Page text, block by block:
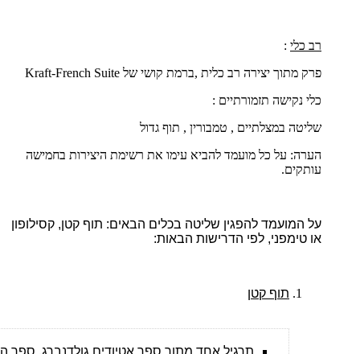
רב כלי :
פרק מתוך יצירה רב כלית ,ברמת קושי של French Suite
-
Kraft
כלי נקישה תזמורתיים :
שליטה במצלתיים , טמבורין , תוף גדול
הערה: על כל מועמד להביא עימו את רשימת היצירות בחמישה
עותקים.
על המועמד להפגין שליטה בכלים הבאים: תוף קטן, קסילופון
או טימפני, לפי הדרישות הבאות:
תוף קטן
תרגיל אחד מתוך ספר אטיודים גולדנברג, ספר